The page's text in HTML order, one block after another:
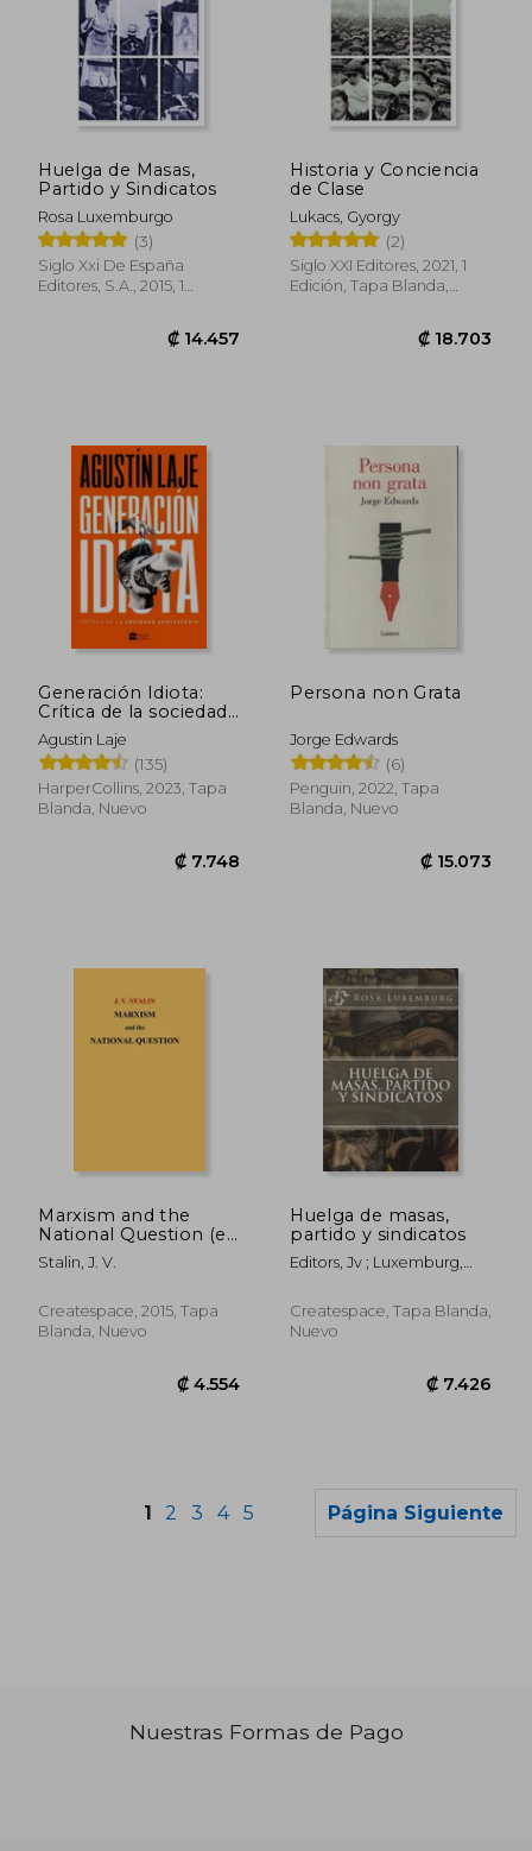
₡ 19.733
Huelga de Masas,
Partido y Sindicatos
Rosa Luxemburgo
(3)
Siglo Xxi De España
Editores, S.A., 2015, 1
Historia y Conciencia
de Clase
Lukacs, Gyorgy
(2)
Siglo XXI Editores, 2021, 1
Edición, Tapa Blanda,
Generación Idiota:
Crítica de la sociedad
adolescente
Agustin Laje
(135)
HarperCollins, 2023, Tapa
Blanda, Nuevo
Persona non Grata
Jorge Edwards
(6)
Penguin, 2022, Tapa
Blanda, Nuevo
Marxism and the
National Question (en
Inglés)
Stalin, J. V.
Createspace, 2015, Tapa
Blanda, Nuevo
Huelga de masas,
partido y sindicatos
Editors, Jv ; Luxemburg,
Createspace, Tapa Blanda,
Nuevo
1 2 3 4 5 Página Siguiente
Nuestras Formas de Pago